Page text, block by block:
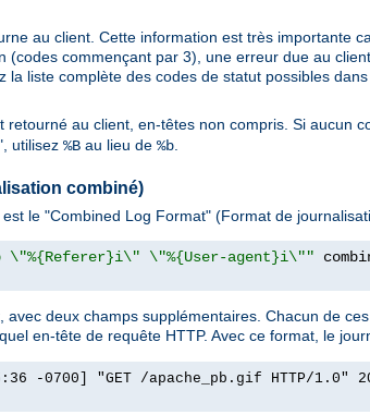
au client. Cette information est très importante
(codes commençant par 3), une erreur due au
la liste complète des codes de statut possibles
au client, en-têtes non compris. Si aucun
utilisez %B au lieu de %b.
combiné)
le "Combined Log Format" (Format de
\"%{Referer}i\" \"%{User-agent}i\""
deux champs supplémentaires. Chacun de
en-tête de requête HTTP. Avec ce format, le
-0700] "GET /apache_pb.gif HTTP/1.0"